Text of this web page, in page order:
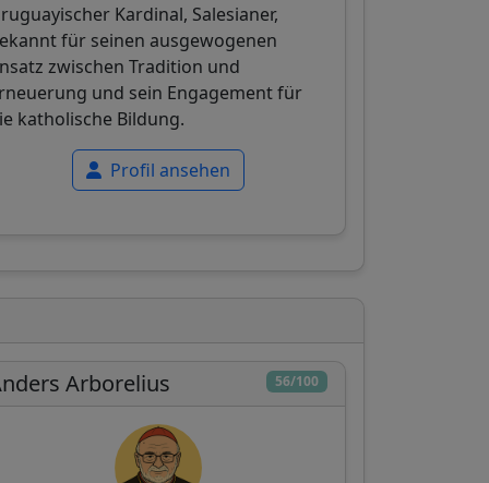
Kardinal, Salesianer,
für seinen ausgewogenen
zwischen Tradition und
und sein Engagement für
katholische Bildung.
Profil ansehen
56/100
Arborelius